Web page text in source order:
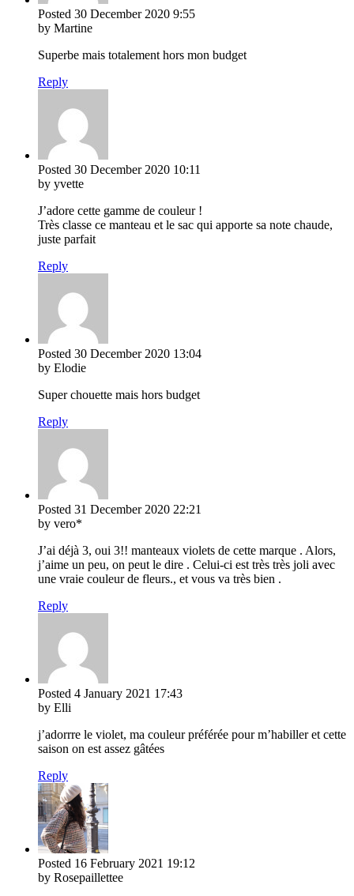
Posted 30 December 2020 9:55
by Martine
Superbe mais totalement hors mon budget
Reply
Posted 30 December 2020 10:11
by yvette
J’adore cette gamme de couleur !
Très classe ce manteau et le sac qui apporte sa note chaude,
juste parfait
Reply
Posted 30 December 2020 13:04
by Elodie
Super chouette mais hors budget
Reply
Posted 31 December 2020 22:21
by vero*
J’ai déjà 3, oui 3!! manteaux violets de cette marque . Alors,
j’aime un peu, on peut le dire . Celui-ci est très très joli avec
une vraie couleur de fleurs., et vous va très bien .
Reply
Posted 4 January 2021 17:43
by Elli
j’adorrre le violet, ma couleur préférée pour m’habiller et cette
saison on est assez gâtées
Reply
Posted 16 February 2021 19:12
by Rosepaillettee